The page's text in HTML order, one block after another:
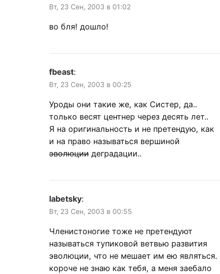
Вт, 23 Сен, 2003 в 01:02
во бля! дошло!
fbeast:
Вт, 23 Сен, 2003 в 00:25
Уроды они такие же, как Систер, да..
только весят центнер через десять лет..
Я на оригинальность и не претендую, как
и на право называться вершиной
эволюции деградации..
labetsky:
Вт, 23 Сен, 2003 в 00:55
Членистоногие тоже не претендуют
называться тупиковой ветвью развития
эволюции, что не мешает им ею являться.
короче не знаю как тебя, а меня заебало